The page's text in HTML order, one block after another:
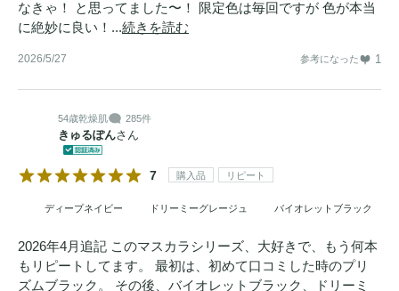
なきゃ！ と思ってました〜！ 限定色は毎回ですが 色が本当
に絶妙に良い！...続きを読む
2026/5/27 参考になった 1
54歳乾燥肌 285件
きゅるぽんさん
7 購入品 リピート
ディープネイビー ドリーミーグレージュ バイオレットブラック
2026年4月追記 このマスカラシリーズ、大好きで、もう何本
もリピートしてます。 最初は、初めて口コミした時のプリ
ズムブラック。 その後、バイオレットブラック、ドリーミ